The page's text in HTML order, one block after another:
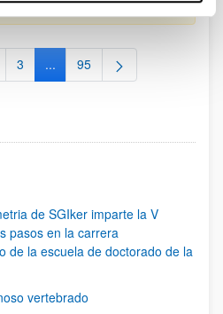
Página
3 ...Páginas intermedias Use TAB
Página
95
de SGIker imparte la V
pasos en la carrera
de la escuela de doctorado de la
vertebrado